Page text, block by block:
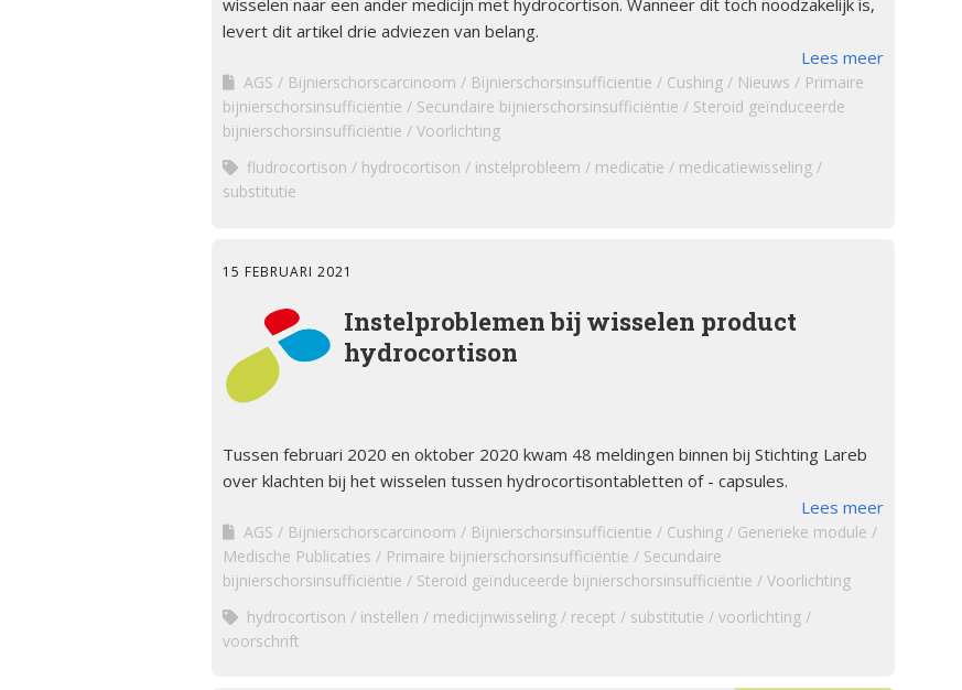
wisselen naar een ander medicijn met hydrocortison. Wanneer dit toch noodzakelijk is,
levert dit artikel drie adviezen van belang.
Lees meer
AGS Bijnierschorscarcinoom Bijnierschorsinsufficientie Cushing Nieuws
Primaire
bijnierschorsinsufficiëntie
Secundaire bijnierschorsinsufficiëntie
Steroid geïnduceerde
bijnierschorsinsufficiëntie
Voorlichting
fludrocortison
hydrocortison instelprobleem medicatie
medicatiewisseling
substitutie
15 FEBRUARI 2021
Instelproblemen bij wisselen product
hydrocortison
Tussen februari 2020 en oktober 2020 kwam 48 meldingen binnen bij Stichting Lareb
over klachten bij het wisselen tussen hydrocortisontabletten of - capsules.
Lees meer
AGS Bijnierschorscarcinoom Bijnierschorsinsufficientie Cushing
Generieke module
Medische Publicaties
Primaire bijnierschorsinsufficiëntie
Secundaire
bijnierschorsinsufficiëntie
Steroid geïnduceerde bijnierschorsinsufficiëntie
Voorlichting
hydrocortison
instellen medicijnwisseling recept substitutie
voorlichting
voorschrift